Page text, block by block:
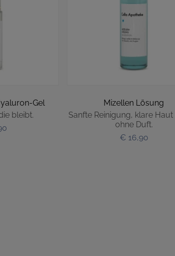
Gel
bleibt.
Mizellen Lösung
Sanfte Reinigung, klare Haut
ohne Duft.
€ 16,90